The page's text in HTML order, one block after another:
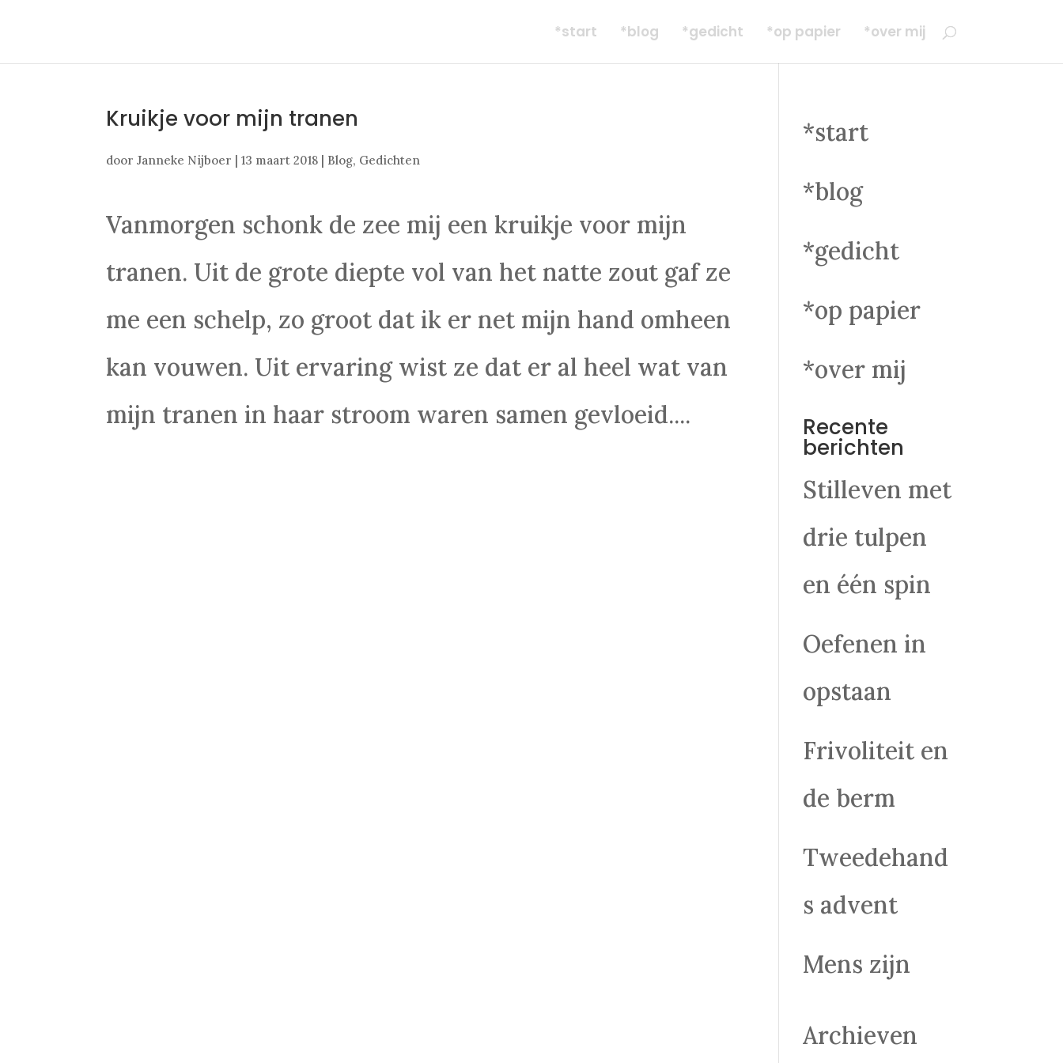
*start *blog *gedicht *op papier *over mij
Kruikje voor mijn tranen
doorJanneke Nijboer |13 maart 2018 | Blog, Gedichten
Vanmorgen schonk de zee mij een kruikje voor mijn
tranen. Uit de grote diepte vol van het natte zout gaf ze
me een schelp, zo groot dat ik er net mijn hand omheen
kan vouwen. Uit ervaring wist ze dat er al heel wat van
mijn tranen in haar stroom waren samen gevloeid....
*start
*blog
*gedicht
*op papier
*over mij
Recente
berichten
Stilleven met
drie tulpen
en één spin
Oefenen in
opstaan
Frivoliteit en
de berm
Tweedehand
s advent
Mens zijn
Archieven